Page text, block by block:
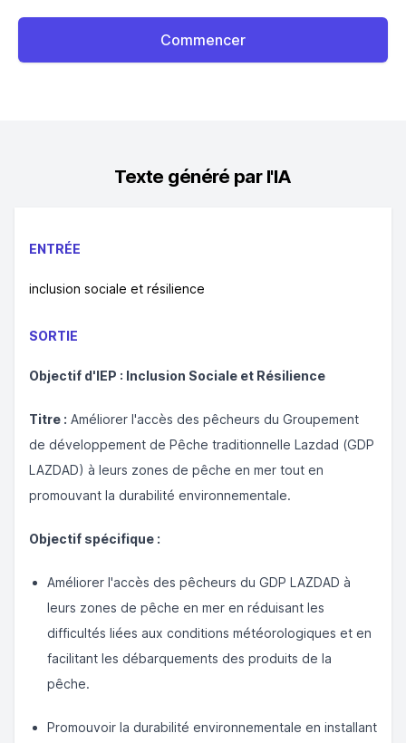
Commencer
Texte généré par l'IA
ENTRÉE
inclusion sociale et résilience
SORTIE
Objectif d'IEP : Inclusion Sociale et Résilience
Titre : Améliorer l'accès des pêcheurs du Groupement
de développement de Pêche traditionnelle Lazdad (GDP
LAZDAD) à leurs zones de pêche en mer tout en
promouvant la durabilité environnementale.
Objectif spécifique :
Améliorer l'accès des pêcheurs du GDP LAZDAD à
leurs zones de pêche en mer en réduisant les
difficultés liées aux conditions météorologiques et en
facilitant les débarquements des produits de la
pêche.
Promouvoir la durabilité environnementale en installant